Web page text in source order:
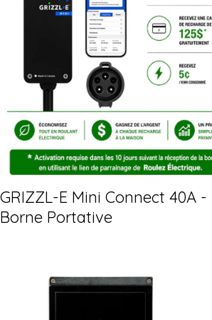
GRIZZL-E Mini Connect 40A -
Borne Portative